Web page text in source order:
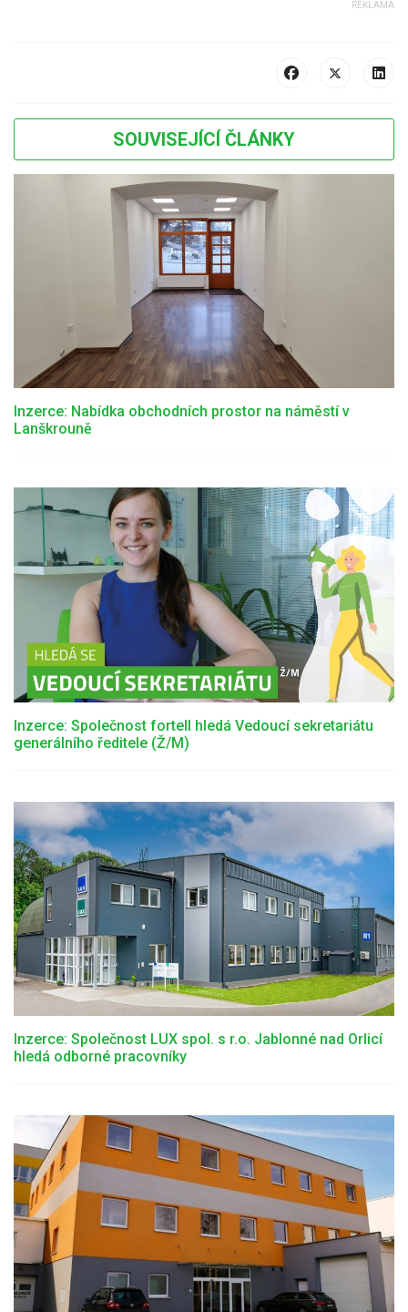
SOUVISEJÍCÍ ČLÁNKY
Inzerce: Nabídka obchodních prostor na náměstí v
Lanškrouně
Inzerce: Společnost fortell hledá Vedoucí sekretariátu
generálního ředitele (Ž/M)
Inzerce: Společnost LUX spol. s r.o. Jablonné nad Orlicí
hledá odborné pracovníky